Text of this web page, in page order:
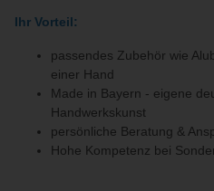
Ihr Vorteil:
passendes Zubehör wie
einer Hand
Made in Bayern - eigene
Handwerkskunst
persönliche Beratung &
Hohe Kompetenz bei